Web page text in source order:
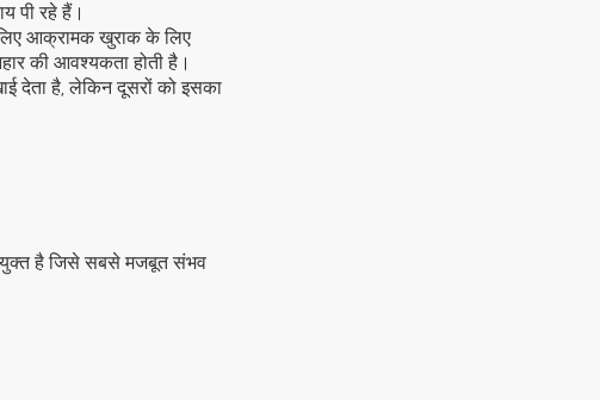
पी रहे हैं।
आक्रामक खुराक के लिए
की आवश्यकता होती है।
देता है, लेकिन दूसरों को इसका
है जिसे सबसे मजबूत संभव